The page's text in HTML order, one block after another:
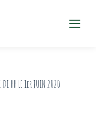
DE HH LE 1er JUIN 2020